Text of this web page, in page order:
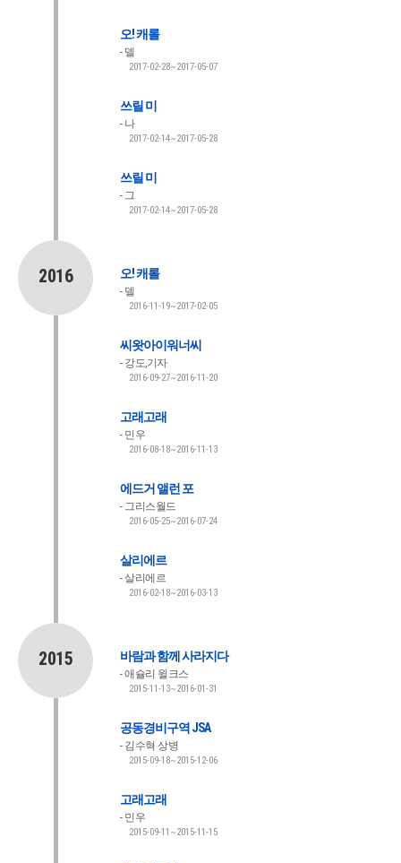
오! 캐롤
델
2017-02-28~2017-05-07
쓰릴 미
나
2017-02-14~2017-05-28
쓰릴 미
그
2017-02-14~2017-05-28
2016 오! 캐롤
델
2016-11-19~2017-02-05
씨왓아이워너씨
강도,기자
2016-09-27~2016-11-20
고래고래
민우
2016-08-18~2016-11-13
에드거 앨런 포
그리스월드
2016-05-25~2016-07-24
살리에르
살리에르
2016-02-18~2016-03-13
2015 바람과 함께 사라지다
애슐리 윌크스
2015-11-13~2016-01-31
공동경비구역 JSA
김수혁 상병
2015-09-18~2015-12-06
고래고래
민우
2015-09-11~2015-11-15